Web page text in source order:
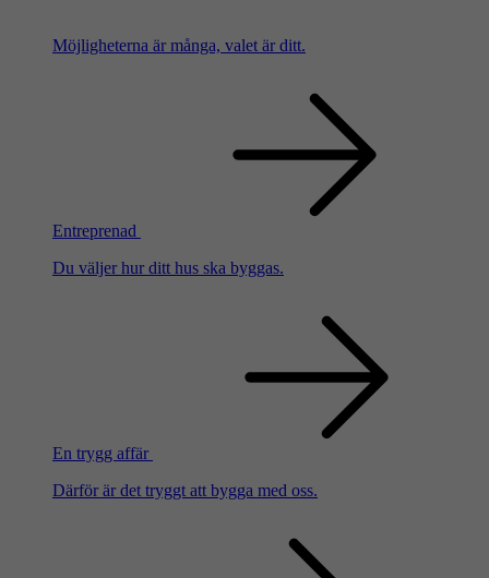
Möjligheterna är många, valet är ditt.
Entreprenad
Du väljer hur ditt hus ska byggas.
En trygg affär
Därför är det tryggt att bygga med oss.